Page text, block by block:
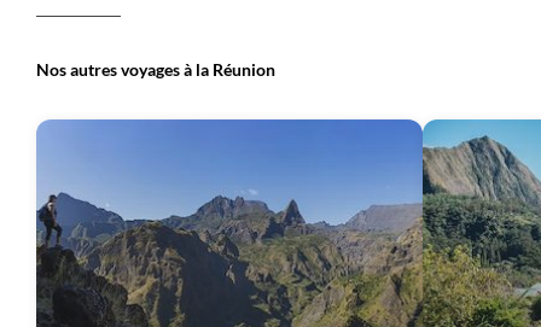
Nos autres voyages à la Réunion